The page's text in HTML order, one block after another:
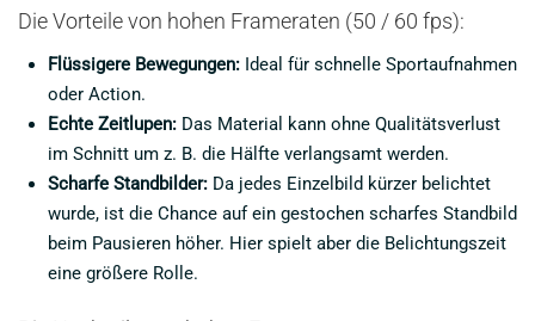
Die Vorteile von hohen Frameraten (50 / 60 fps):
Flüssigere Bewegungen: Ideal für schnelle Sportaufnahmen
oder Action.
Echte Zeitlupen: Das Material kann ohne Qualitätsverlust
im Schnitt um z. B. die Hälfte verlangsamt werden.
Scharfe Standbilder: Da jedes Einzelbild kürzer belichtet
wurde, ist die Chance auf ein gestochen scharfes Standbild
beim Pausieren höher. Hier spielt aber die Belichtungszeit
eine größere Rolle.